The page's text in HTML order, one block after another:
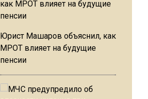
Юрист Машаров объяснил, как
МРОТ влияет на будущие
пенсии